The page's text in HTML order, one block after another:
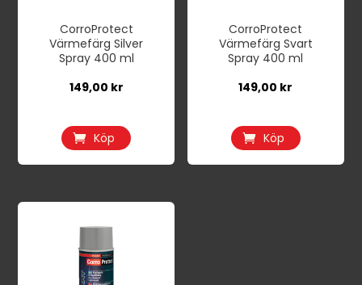
CorroProtect
Värmefärg Silver
Spray 400 ml
149,00 kr
Köp
CorroProtect
Värmefärg Svart
Spray 400 ml
149,00 kr
Köp